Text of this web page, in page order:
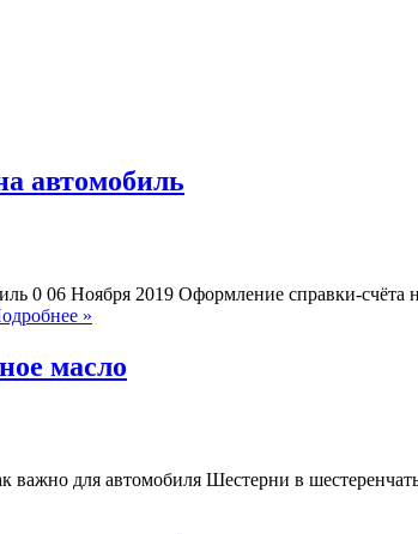
автомобиль
0 06 Ноября 2019 Оформление справки-
»
счет
масло
важно для автомобиля Шестерни в